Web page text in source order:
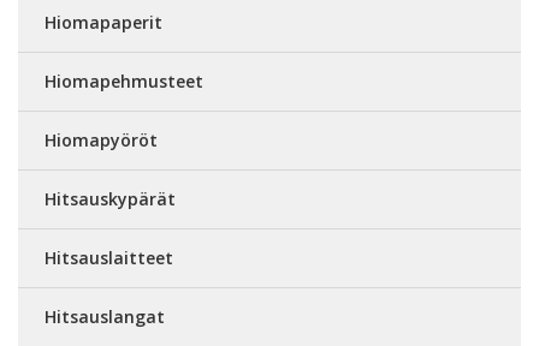
Hiomapaperit
Hiomapehmusteet
Hiomapyöröt
Hitsauskypärät
Hitsauslaitteet
Hitsauslangat